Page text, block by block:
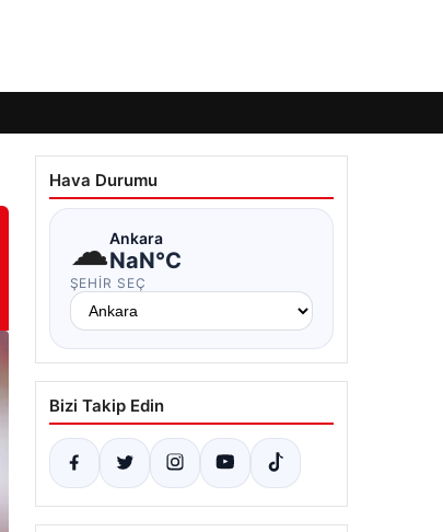
Hava Durumu
☁Ankara
NaN°C
ŞEHIR SEÇ
Bizi Takip Edin